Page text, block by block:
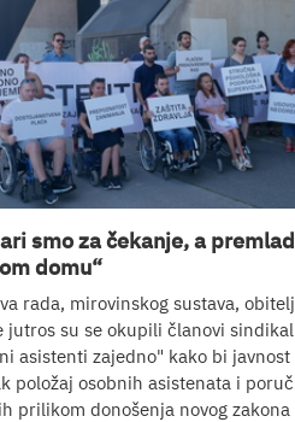
smo za čekanje, a
domu“
rada, mirovinskog sustava,
jutros su se okupili članovi
asistenti zajedno" kako bi javnost
položaj osobnih asistenata i
prilikom donošenja novog zakona